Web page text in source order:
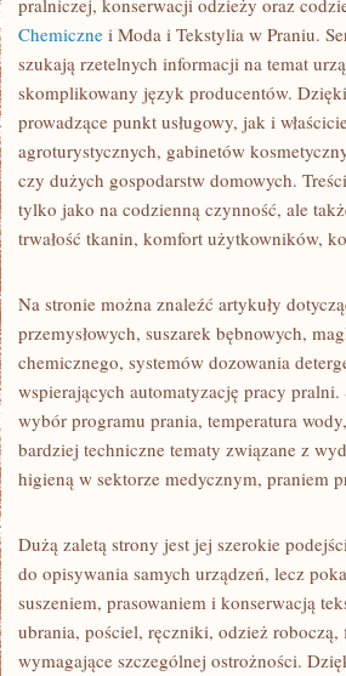
pralniczej, konserwacji odzieży oraz
Chemiczne i Moda i Tekstylia w Praniu.
szukają rzetelnych informacji na temat
skomplikowany język producentów.
prowadzące punkt usługowy, jak i
agroturystycznych, gabinetów
czy dużych gospodarstw domowych.
tylko jako na codzienną czynność, ale
trwałość tkanin, komfort użytkowników,
Na stronie można znaleźć artykuły
przemysłowych, suszarek bębnowych,
chemicznego, systemów dozowania
wspierających automatyzację pracy
wybór programu prania, temperatura
bardziej techniczne tematy związane z
higieną w sektorze medycznym, praniem
Dużą zaletą strony jest jej szerokie
do opisywania samych urządzeń, lecz
suszeniem, prasowaniem i konserwacją
ubrania, pościel, ręczniki, odzież
wymagające szczególnej ostrożności.